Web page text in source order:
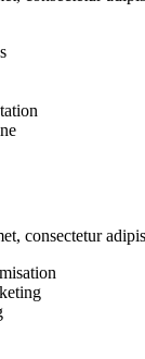
consectetur